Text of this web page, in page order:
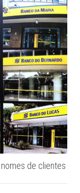
de clientes